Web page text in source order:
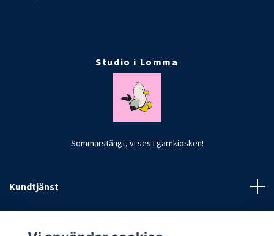
Studio i Lomma
Sommarstängt, vi ses i garnkiosken!
Kundtjänst